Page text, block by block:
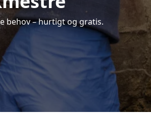
behov – hurtigt og gratis.